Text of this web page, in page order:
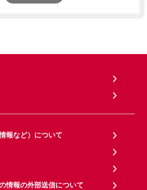
報など）について
情報の外部送信について